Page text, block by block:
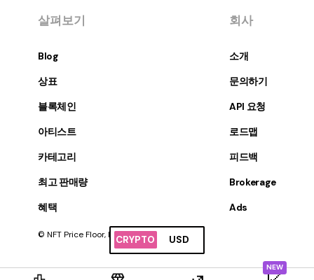
CRYPTO USD
NEW
살펴보기
Blog
상표
블록체인
아티스트
카테고리
최고 판매량
혜택
회사
소개
문의하기
API 요청
로드맵
피드백
Brokerage
Ads
© NFT Price Floor, Inc. 판권 소유.